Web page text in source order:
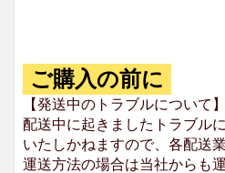
ご購入の前に
【発送中のトラブルについて】
配送中に起きましたトラブル
いたしかねますので、各配送
運送方法の場合は当社からも